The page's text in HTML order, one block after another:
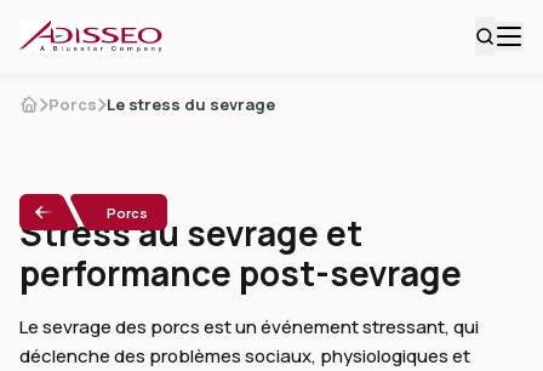
Porcs Le stress du sevrage
Porcs
Stress au sevrage et
performance post-sevrage
Le sevrage des porcs est un événement stressant, qui
déclenche des problèmes sociaux, physiologiques et